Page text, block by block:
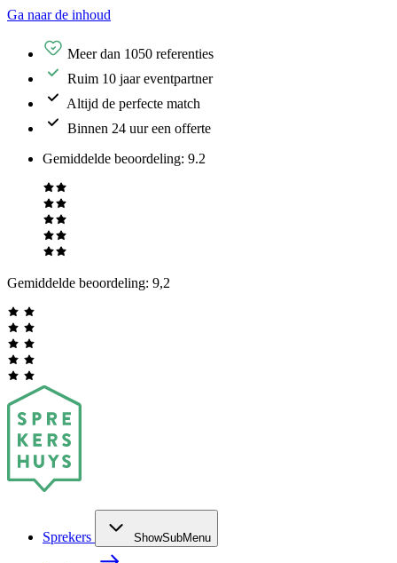
Ga naar de inhoud
Meer dan 1050 referenties
Ruim 10 jaar eventpartner
Altijd de perfecte match
Binnen 24 uur een offerte
Gemiddelde beoordeling: 9.2
Gemiddelde beoordeling: 9,2
Sprekers ShowSubMenu